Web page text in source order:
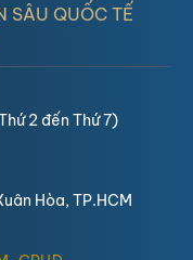
SÂU QUỐC TẾ
Hòa, TP.HCM
2 đến Thứ 7)